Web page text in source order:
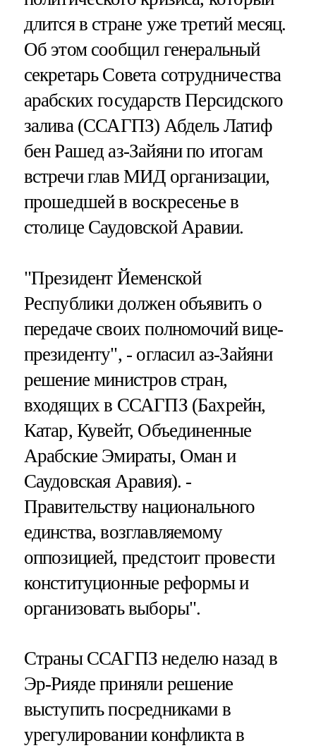
длится в стране уже третий месяц.
Об этом сообщил генеральный
секретарь Совета сотрудничества
арабских государств Персидского
залива (ССАГПЗ) Абдель Латиф
бен Рашед аз-Зайяни по итогам
встречи глав МИД организации,
прошедшей в воскресенье в
столице Саудовской Аравии.
"Президент Йеменской
Республики должен объявить о
передаче своих полномочий вице-
президенту", - огласил аз-Зайяни
решение министров стран,
входящих в ССАГПЗ (Бахрейн,
Катар, Кувейт, Объединенные
Арабские Эмираты, Оман и
Саудовская Аравия). -
Правительству национального
единства, возглавляемому
оппозицией, предстоит провести
конституционные реформы и
организовать выборы".
Страны ССАГПЗ неделю назад в
Эр-Рияде приняли решение
выступить посредниками в
урегулировании конфликта в